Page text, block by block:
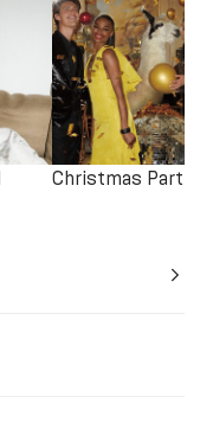
Christmas Party